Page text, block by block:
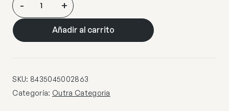
AXEL
BLANCO
23
3000-
4000-
- +
Añadir al carrito
SKU: 8435045002863
Categoría: Outra Categoria